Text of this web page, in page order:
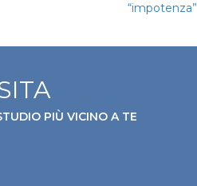
“impotenza”
PIÙ VICINO A TE